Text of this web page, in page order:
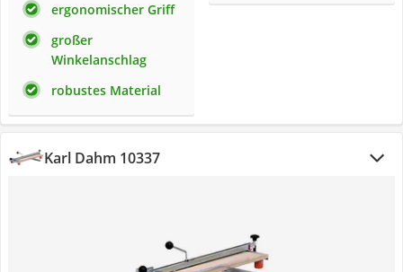
ergonomischer Griff
großer
Winkelanschlag
robustes Material
Karl Dahm 10337